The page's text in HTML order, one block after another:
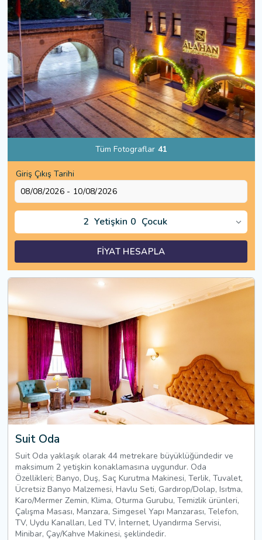
Tüm Fotograflar 41
Giriş Çıkış Tarihi
2 Yetişkin 0 Çocuk
FİYAT HESAPLA
Suit Oda
Suit Oda yaklaşık olarak 44 metrekare büyüklüğündedir ve
maksimum 2 yetişkin konaklamasına uygundur. Oda
Özellikleri; Banyo, Duş, Saç Kurutma Makinesi, Terlik, Tuvalet,
Ücretsiz Banyo Malzemesi, Havlu Seti, Gardırop/Dolap, Isıtma,
Karo/Mermer Zemin, Klima, Oturma Gurubu, Temizlik ürünleri,
Çalışma Masası, Manzara, Simgesel Yapı Manzarası, Telefon,
TV, Uydu Kanalları, Led TV, İnternet, Uyandırma Servisi,
Minibar, Çay/Kahve Makinesi, şeklindedir.